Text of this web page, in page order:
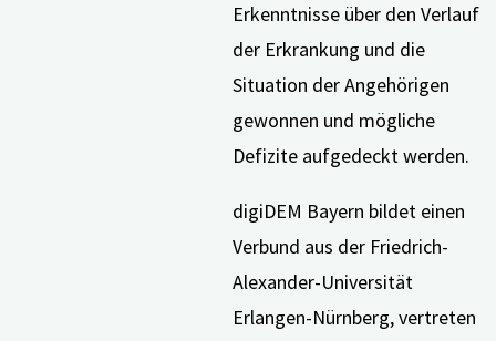
Erkenntnisse über den Verlauf
der Erkrankung und die
Situation der Angehörigen
gewonnen und mögliche
Defizite aufgedeckt werden.
digiDEM Bayern bildet einen
Verbund aus der Friedrich-
Alexander-Universität
Erlangen-Nürnberg, vertreten